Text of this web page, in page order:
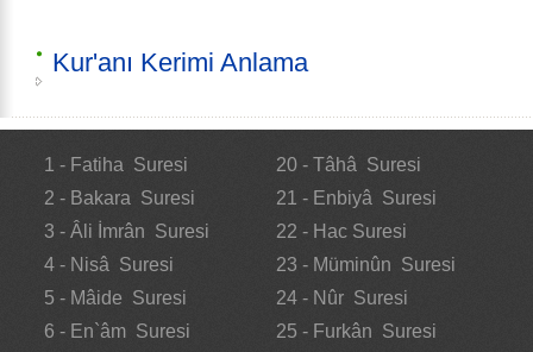
Kur'anı Kerimi Anlama
1 - Fatiha Suresi
2 - Bakara Suresi
3 - Âli İmrân Suresi
4 - Nisâ Suresi
5 - Mâide Suresi
6 - En`âm Suresi
20 - Tâhâ Suresi
21 - Enbiyâ Suresi
22 - Hac Suresi
23 - Müminûn Suresi
24 - Nûr Suresi
25 - Furkân Suresi